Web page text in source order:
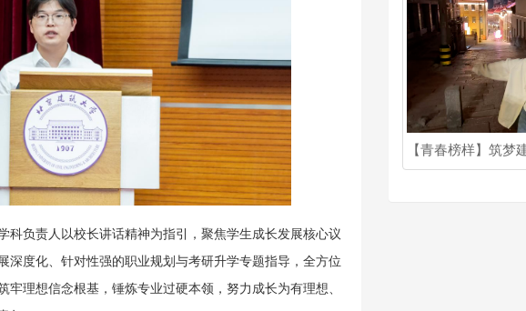
科负责人以校长讲话精神为指引，聚焦学生成长发展核心议
深度化、针对性强的职业规划与考研升学专题指导，全方位
理想信念根基，锤炼专业过硬本领，努力成长为有理想、